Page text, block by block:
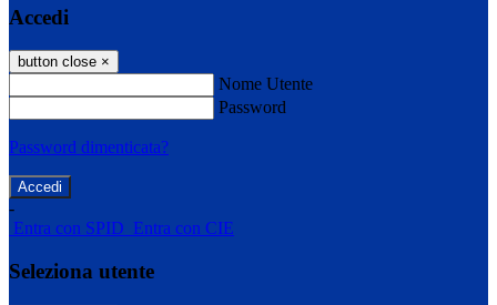
Accedi
button close ×
Nome Utente
Password
Password dimenticata?
-
Entra con SPID Entra con CIE
Seleziona utente